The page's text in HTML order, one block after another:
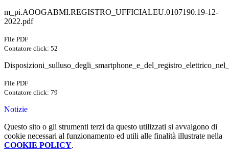
m_pi.AOOGABMI.REGISTRO_UFFICIALEU.0107190.19-12-
2022.pdf
File PDF
Contatore click: 52
File PDF
Contatore click: 79
Notizie
Questo sito o gli strumenti terzi da questo utilizzati si avvalgono di
cookie necessari al funzionamento ed utili alle finalità illustrate nella
COOKIE POLICY.